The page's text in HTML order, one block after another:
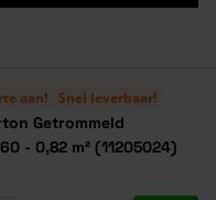
aan! Snel leverbaar!
Getrommeld
- 0,82 m² (11205024)